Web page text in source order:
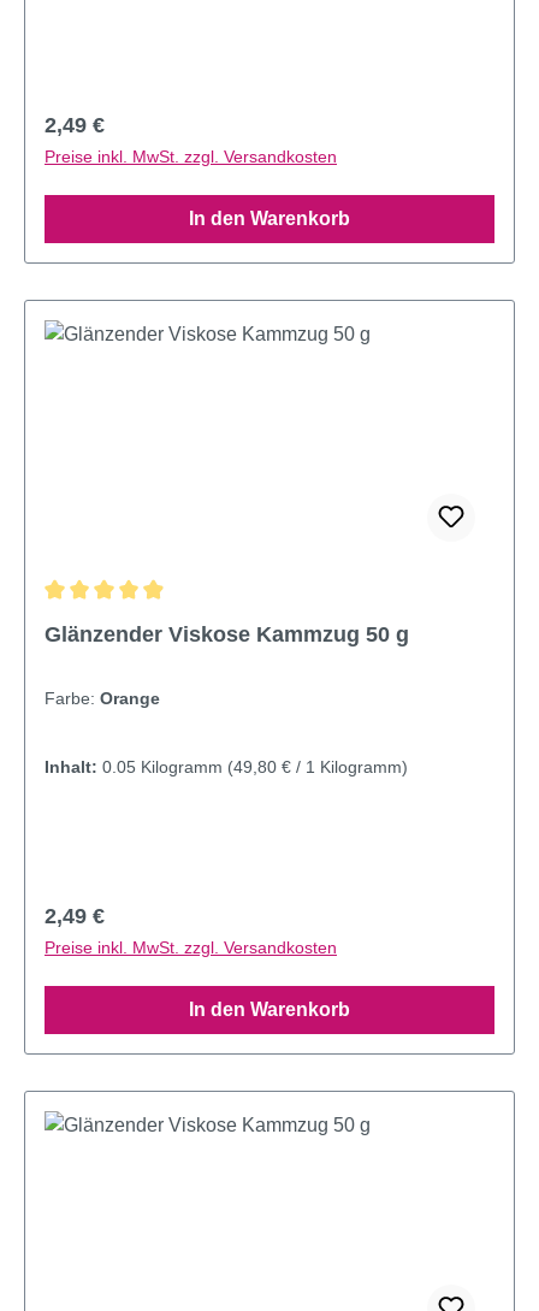
Regulärer Preis:
2,49 €
Preise inkl. MwSt. zzgl. Versandkosten
In den Warenkorb
Glänzender Viskose Kammzug 50 g
Farbe: Orange
Inhalt: 0.05 Kilogramm (49,80 € / 1 Kilogramm)
Regulärer Preis:
2,49 €
Preise inkl. MwSt. zzgl. Versandkosten
In den Warenkorb